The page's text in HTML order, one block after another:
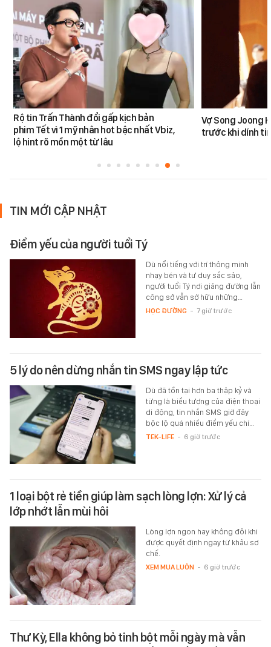
Rộ tin Trấn Thành đổi gấp kịch bản
phim Tết vì 1 mỹ nhân hot bậc nhất Vbiz,
lộ hint rõ mồn một từ lâu
Vợ Song Joong
trước khi dính
TIN MỚI CẬP NHẬT
Điểm yếu của người tuổi Tý
Dù nổi tiếng với trí thông minh
nhạy bén và tư duy sắc sảo,
người tuổi Tý nơi giảng đường lẫn
công sở vẫn sở hữu những…
HỌC ĐƯỜNG - 7 giờ trước
5 lý do nên dừng nhắn tin SMS ngay lập tức
Dù đã tồn tại hơn ba thập kỷ và
từng là biểu tượng của điện thoại
di động, tin nhắn SMS giờ đây
bộc lộ quá nhiều điểm yếu chí…
TEK-LIFE - 6 giờ trước
1 loại bột rẻ tiền giúp làm sạch lòng lợn: Xử lý cả
lớp nhớt lẫn mùi hôi
Lòng lợn ngon hay không đôi khi
được quyết định ngay từ khâu sơ
chế.
XEM MUA LUÔN - 6 giờ trước
Thư Kỳ, Ella không bỏ tinh bột mỗi ngày mà vẫn